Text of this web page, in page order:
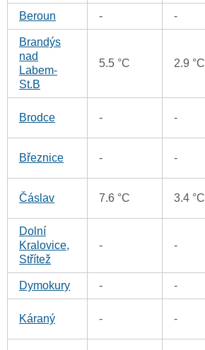
Beroun - -
Brandýs
nad
Labem-
St.B
5.5 °C 2.9 °C
Brodce - -
Březnice - -
Čáslav 7.6 °C 3.4 °C
Dolní
Kralovice,
Střítež
- -
Dymokury - -
Káraný - -